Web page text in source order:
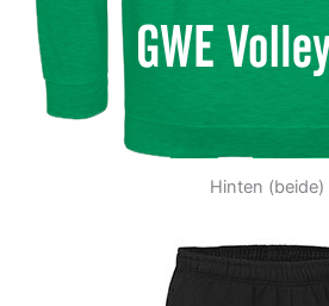
Hinten (beide)